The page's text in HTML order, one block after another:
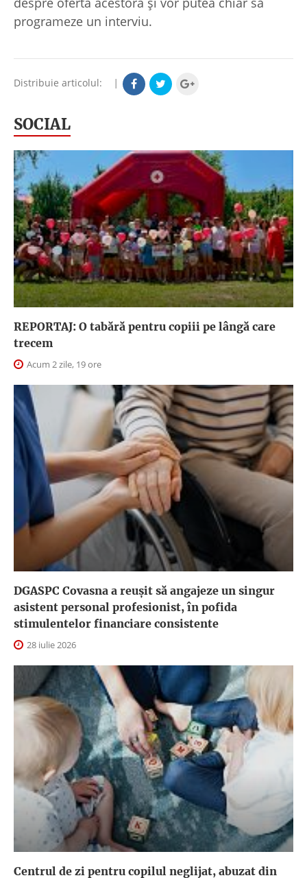
programeze un interviu.
Distribuie articolul: |
SOCIAL
REPORTAJ: O tabără pentru copiii pe lângă care
trecem
Acum 2 zile, 19 ore
DGASPC Covasna a reuşit să angajeze un singur
asistent personal profesionist, în pofida
stimulentelor financiare consistente
28 iulie 2026
Centrul de zi pentru copilul neglijat, abuzat din